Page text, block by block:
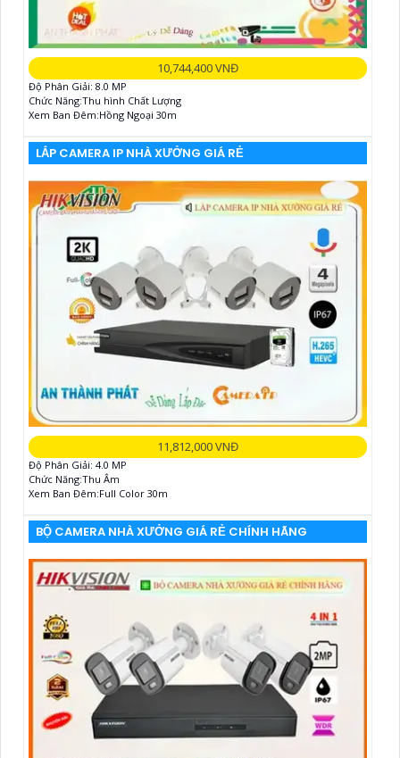
10,744,400 VNĐ
Độ Phân Giải: 8.0 MP
Chức Năng:Thu hình Chất Lượng
Xem Ban Đêm:Hồng Ngoại 30m
LẮP CAMERA IP NHÀ XƯỞNG GIÁ RẺ
11,812,000 VNĐ
Độ Phân Giải: 4.0 MP
Chức Năng:Thu Âm
Xem Ban Đêm:Full Color 30m
BỘ CAMERA NHÀ XƯỞNG GIÁ RẺ CHÍNH HÃNG